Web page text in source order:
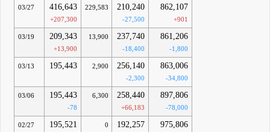
03/27 416,643
+207,300
229,583 210,240
-27,500
862,107
+901
03/19 209,343
+13,900
13,900 237,740
-18,400
861,206
-1,800
03/13 195,443 2,900 256,140
-2,300
863,006
-34,800
03/06 195,443
-78
6,300 258,440
+66,183
897,806
-78,000
02/27 195,521 0 192,257 975,806